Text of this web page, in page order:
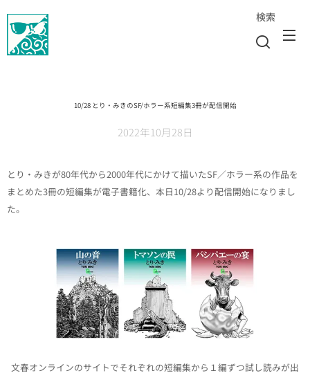
検索
10/28 とり・みきのSF/ホラー系短編集3冊が配信開始
2022年10月28日
とり・みきが80年代から2000年代にかけて描いたSF／ホラー系の作品を
まとめた3冊の短編集が電子書籍化、本日10/28より配信開始になりまし
た。
文春オンラインのサイトでそれぞれの短編集から１編ずつ試し読みが出